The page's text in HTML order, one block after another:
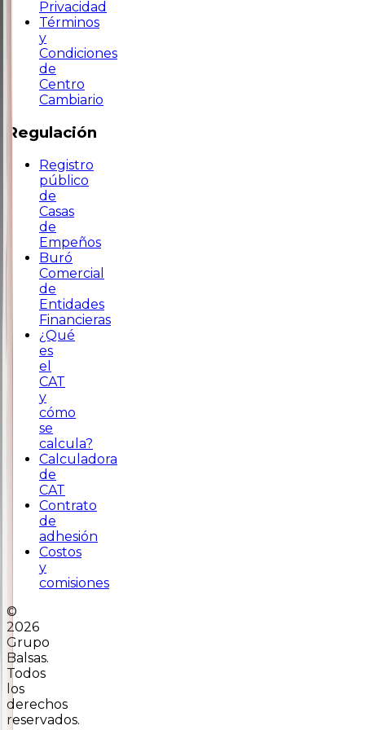
Privacidad
Términos
y
Condiciones
de
Centro
Cambiario
Regulación
Registro
público
de
Casas
de
Empeños
Buró
Comercial
de
Entidades
Financieras
¿Qué
es
el
CAT
y
cómo
se
calcula?
Calculadora
de
CAT
Contrato
de
adhesión
Costos
y
comisiones
©
2026
Grupo
Balsas.
Todos
los
derechos
reservados.